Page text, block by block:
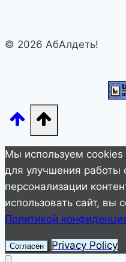
© 2026 АбАлдеть!
Мы используем cookies
для улучшения работы
персонализации
использовать сайт, вы
Политикой
Согласен Privacy Policy